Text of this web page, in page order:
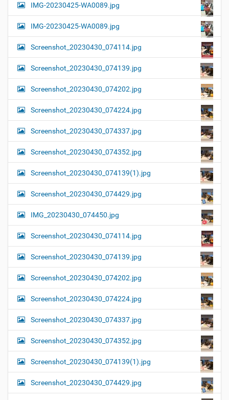
IMG-20230425-WA0089.jpg
IMG-20230425-WA0089.jpg
Screenshot_20230430_074114.jpg
Screenshot_20230430_074139.jpg
Screenshot_20230430_074202.jpg
Screenshot_20230430_074224.jpg
Screenshot_20230430_074337.jpg
Screenshot_20230430_074352.jpg
Screenshot_20230430_074139(1).jpg
Screenshot_20230430_074429.jpg
IMG_20230430_074450.jpg
Screenshot_20230430_074114.jpg
Screenshot_20230430_074139.jpg
Screenshot_20230430_074202.jpg
Screenshot_20230430_074224.jpg
Screenshot_20230430_074337.jpg
Screenshot_20230430_074352.jpg
Screenshot_20230430_074139(1).jpg
Screenshot_20230430_074429.jpg